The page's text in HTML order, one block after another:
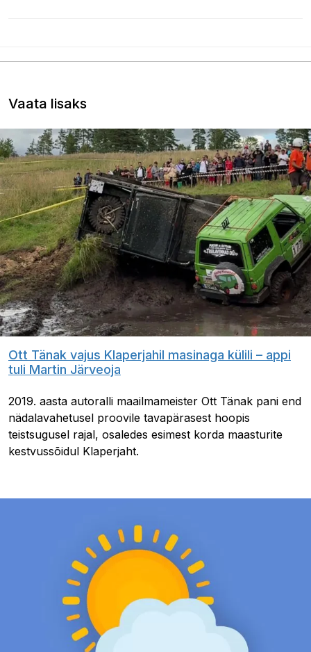
Vaata lisaks
Ott Tänak vajus Klaperjahil masinaga külili – appi
tuli Martin Järveoja
2019. aasta autoralli maailmameister Ott Tänak pani end
nädalavahetusel proovile tavapärasest hoopis
teistsugusel rajal, osaledes esimest korda maasturite
kestvussõidul Klaperjaht.